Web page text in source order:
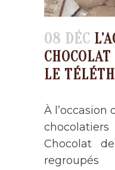
08 DÉC
LE
À l’occasion
Chocolat